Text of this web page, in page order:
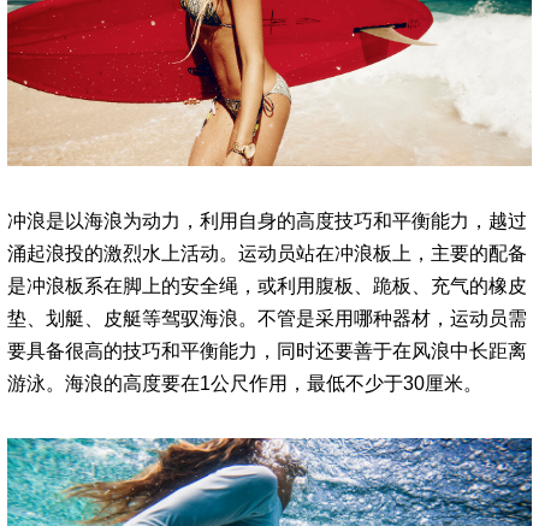
冲浪是以海浪为动力，利用自身的高度技巧和平衡能力，越过
涌起浪投的激烈水上活动。运动员站在冲浪板上，主要的配备
是冲浪板系在脚上的安全绳，或利用腹板、跪板、充气的橡皮
垫、划艇、皮艇等驾驭海浪。不管是采用哪种器材，运动员需
要具备很高的技巧和平衡能力，同时还要善于在风浪中长距离
游泳。海浪的高度要在1公尺作用，最低不少于30厘米。